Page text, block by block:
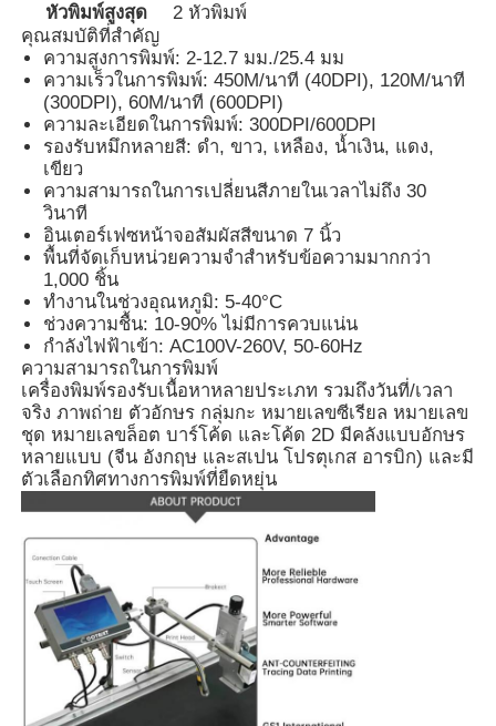
บ้าน
ผลิตภัณฑ์
เกี่ยวกับเรา
ทัวร์โรงงาน
ควบคุมคุณภาพ
ติดต่อเรา
ขออ้าง
เครื่องไฟเบอร์เลเซอร์มาร์คกิ้ง
เครื่องหมายเลเซอร์มือ
หัวพิมพ์สูงสุด
2 หัวพิมพ์
คุณสมบัติที่สำคัญ
ความสูงการพิมพ์: 2-12.7 มม./25.4 มม
ความเร็วในการพิมพ์: 450M/นาที (40DPI), 120M/นาที
(300DPI), 60M/นาที (600DPI)
ความละเอียดในการพิมพ์: 300DPI/600DPI
รองรับหมึกหลายสี: ดำ, ขาว, เหลือง, น้ำเงิน, แดง,
เขียว
ความสามารถในการเปลี่ยนสีภายในเวลาไม่ถึง 30
วินาที
อินเตอร์เฟซหน้าจอสัมผัสสีขนาด 7 นิ้ว
พื้นที่จัดเก็บหน่วยความจำสำหรับข้อความมากกว่า
1,000 ชิ้น
ทำงานในช่วงอุณหภูมิ: 5-40°C
ช่วงความชื้น: 10-90% ไม่มีการควบแน่น
กำลังไฟฟ้าเข้า: AC100V-260V, 50-60Hz
ความสามารถในการพิมพ์
เครื่องพิมพ์รองรับเนื้อหาหลายประเภท รวมถึงวันที่/เวลา
จริง ภาพถ่าย ตัวอักษร กลุ่มกะ หมายเลขซีเรียล หมายเลข
ชุด หมายเลขล็อต บาร์โค้ด และโค้ด 2D มีคลังแบบอักษร
หลายแบบ (จีน อังกฤษ และสเปน โปรตุเกส อารบิก) และมี
ตัวเลือกทิศทางการพิมพ์ที่ยืดหยุ่น